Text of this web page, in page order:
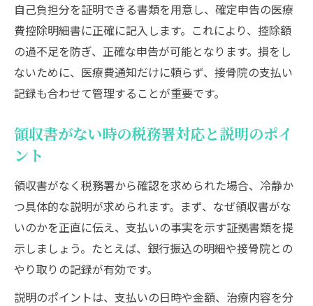
自己負担分を証明できる書類を用意し、確定申告の医療
費控除明細書に正確に記入します。これにより、控除額
の過不足を防ぎ、正確な申告が可能となります。損をし
ないために、医療費通知だけに頼らず、接骨院の支払い
記録も合わせて管理することが重要です。
領収書がない時の税務署対応と説明のポイ
ント
領収書がなく税務署から確認を求められた場合、冷静か
つ具体的な説明が求められます。まず、なぜ領収書がな
いのかを正直に伝え、支払いの事実を示す証拠書類を提
示しましょう。たとえば、銀行振込の明細や接骨院との
やり取りの記録が有効です。
説明のポイントは、支払いの日時や金額、治療内容を分